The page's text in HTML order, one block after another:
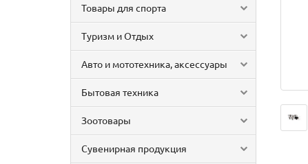
Товары для спорта
Туризм и Отдых
Авто и мототехника, аксессуары
Бытовая техника
Зоотовары
Сувенирная продукция